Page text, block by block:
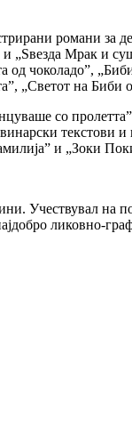
романи за
Мрак и
од чоколадо”,
„Светот на
со
текстови
и „Зоки
Учествувал на
ликовно-